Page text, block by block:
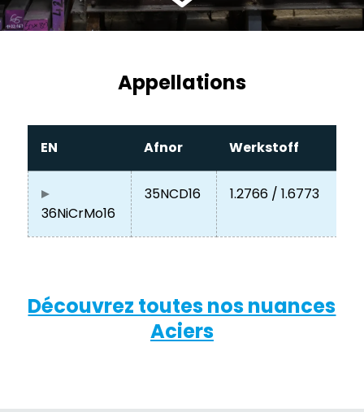
Appellations
EN Afnor Werkstoff
36NiCrMo16
35NCD16 1.2766 / 1.6773
Découvrez toutes nos nuances
Aciers